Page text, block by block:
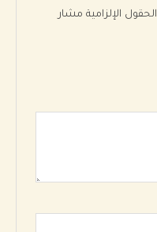
الحقول الإلزامية مشار